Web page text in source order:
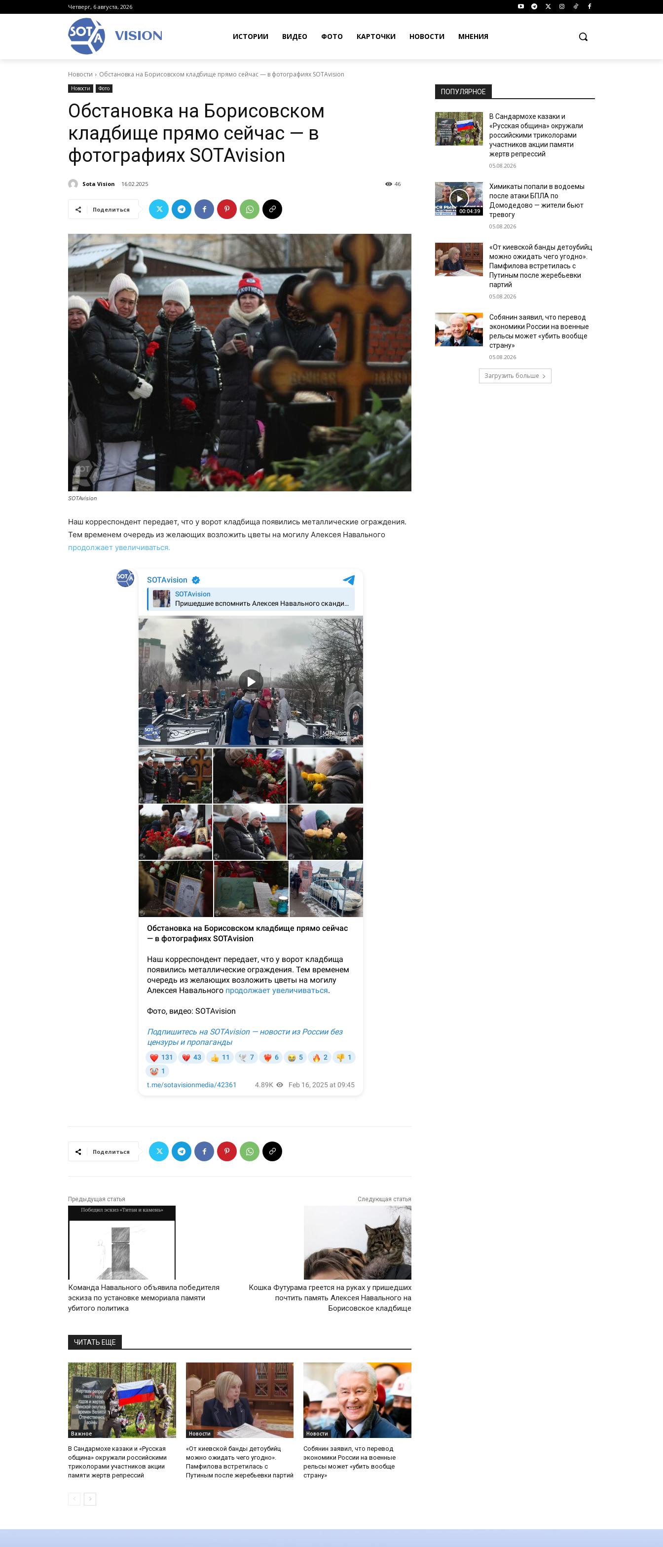
Четверг, 6 августа, 2026
VISION ИСТОРИИ ВИДЕО ФОТО КАРТОЧКИ НОВОСТИ МНЕНИЯ
Новости Обстановка на Борисовском кладбище прямо сейчас — в фотографиях SOTAvision
Новости Фото
Обстановка на Борисовском
кладбище прямо сейчас — в
фотографиях SOTAvision
Sota Vision 16.02.2025 46
Поделиться
SOTAvision
Наш корреспондент передает, что у ворот кладбища появились металлические ограждения.
Тем временем очередь из желающих возложить цветы на могилу Алексея Навального
продолжает увеличиваться.
Поделиться
Предыдущая статья
Команда Навального объявила победителя
эскиза по установке мемориала памяти
убитого политика
Следующая статья
Кошка Футурама греется на руках у пришедших
почтить память Алексея Навального на
Борисовское кладбище
ЧИТАТЬ ЕЩЕ
Важное
В Сандармохе казаки и «Русская
община» окружали российскими
триколорами участников акции
памяти жертв репрессий
Новости
«От киевской банды детоубийц
можно ожидать чего угодно».
Памфилова встретилась с
Путиным после жеребьевки партий
Новости
Собянин заявил, что перевод
экономики России на военные
рельсы может «убить вообще
страну»
ПОПУЛЯРНОЕ
В Сандармохе казаки и
«Русская община» окружали
российскими триколорами
участников акции памяти
жертв репрессий
05.08.2026
00:04:39
Химикаты попали в водоемы
после атаки БПЛА по
Домодедово — жители бьют
тревогу
05.08.2026
«От киевской банды детоубийц
можно ожидать чего угодно».
Памфилова встретилась с
Путиным после жеребьевки
партий
05.08.2026
Собянин заявил, что перевод
экономики России на военные
рельсы может «убить вообще
страну»
05.08.2026
Загрузить больше